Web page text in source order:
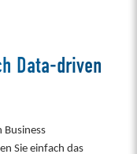
Data-driven